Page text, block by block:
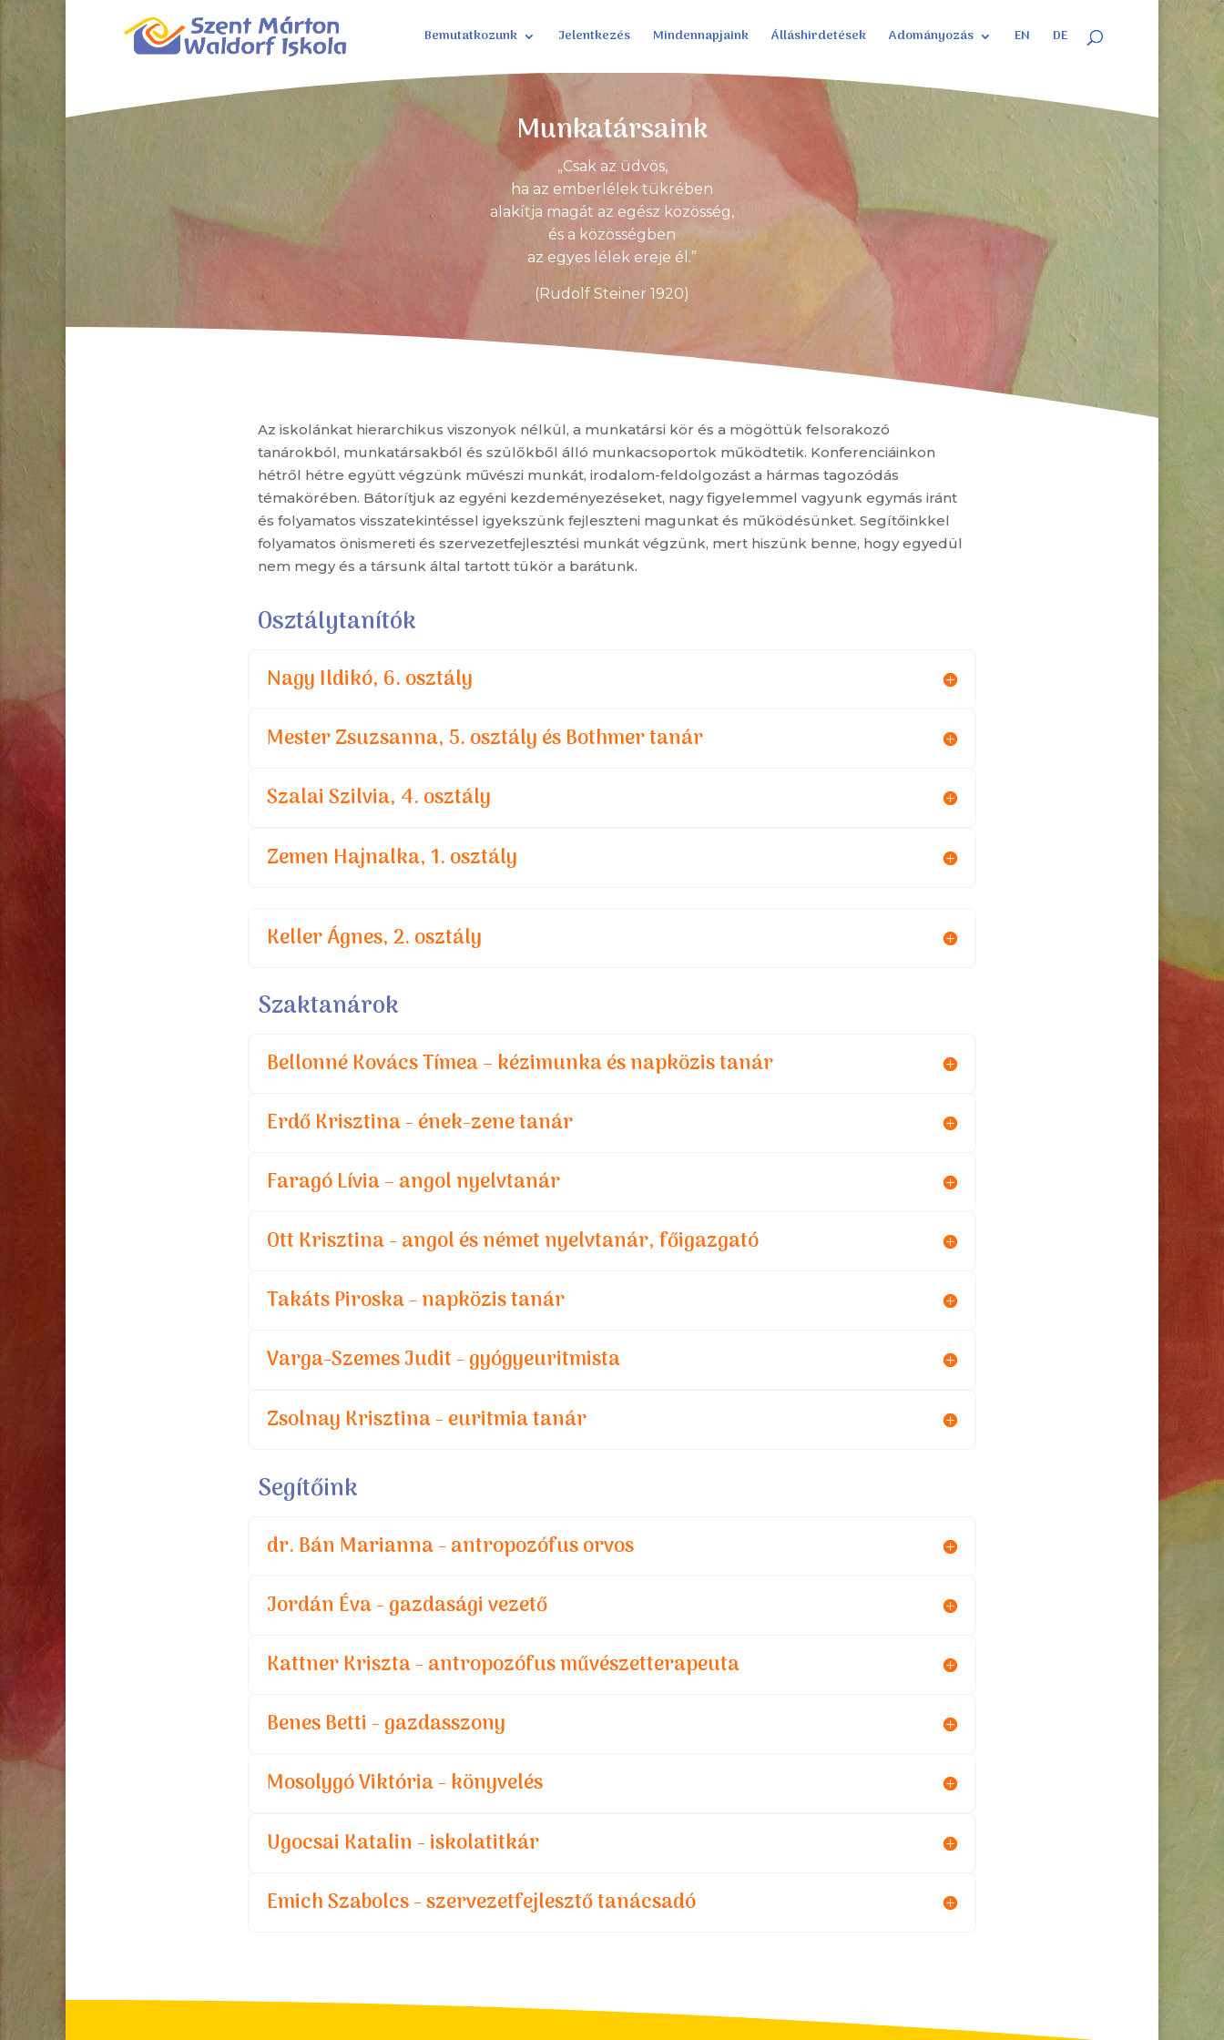
Bemutatkozunk Jelentkezés Mindennapjaink Álláshirdetések Adományozás EN DE
Munkatársaink
„Csak az üdvös,
ha az emberlélek tükrében
alakítja magát az egész közösség,
és a közösségben
az egyes lélek ereje él.”
(Rudolf Steiner 1920)
Az iskolánkat hierarchikus viszonyok nélkül, a munkatársi kör és a mögöttük felsorakozó
tanárokból, munkatársakból és szülőkből álló munkacsoportok működtetik. Konferenciáinkon
hétről hétre együtt végzünk művészi munkát, irodalom-feldolgozást a hármas tagozódás
témakörében. Bátorítjuk az egyéni kezdeményezéseket, nagy figyelemmel vagyunk egymás iránt
és folyamatos visszatekintéssel igyekszünk fejleszteni magunkat és működésünket. Segítőinkkel
folyamatos önismereti és szervezetfejlesztési munkát végzünk, mert hiszünk benne, hogy egyedül
nem megy és a társunk által tartott tükör a barátunk.
Osztálytanítók
Nagy Ildikó, 6. osztály
Mester Zsuzsanna, 5. osztály és Bothmer tanár
Szalai Szilvia, 4. osztály
Zemen Hajnalka, 1. osztály
Keller Ágnes, 2. osztály
Szaktanárok
Bellonné Kovács Tímea – kézimunka és napközis tanár
Erdő Krisztina - ének-zene tanár
Faragó Lívia – angol nyelvtanár
Ott Krisztina - angol és német nyelvtanár, főigazgató
Takáts Piroska - napközis tanár
Varga-Szemes Judit - gyógyeuritmista
Zsolnay Krisztina - euritmia tanár
Segítőink
dr. Bán Marianna - antropozófus orvos
Jordán Éva - gazdasági vezető
Kattner Kriszta - antropozófus művészetterapeuta
Benes Betti - gazdasszony
Mosolygó Viktória - könyvelés
Ugocsai Katalin - iskolatitkár
Emich Szabolcs - szervezetfejlesztő tanácsadó